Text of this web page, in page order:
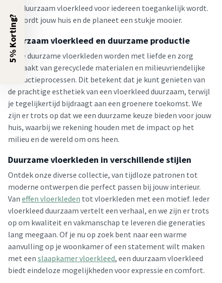
een duurzaam vloerkleed voor iedereen toegankelijk wordt.
Zo wordt jouw huis en de planeet een stukje mooier.
Duurzaam vloerkleed en duurzame productie
Onze duurzame vloerkleden worden met liefde en zorg
gemaakt van gerecyclede materialen en milieuvriendelijke
productieprocessen. Dit betekent dat je kunt genieten van
de prachtige esthetiek van een vloerkleed duurzaam, terwijl
je tegelijkertijd bijdraagt aan een groenere toekomst. We
zijn er trots op dat we een duurzame keuze bieden voor jouw
huis, waarbij we rekening houden met de impact op het
milieu en de wereld om ons heen.
Duurzame vloerkleden in verschillende stijlen
Ontdek onze diverse collectie, van tijdloze patronen tot
moderne ontwerpen die perfect passen bij jouw interieur.
Van effen vloerkleden tot vloerkleden met een motief. Ieder
vloerkleed duurzaam vertelt een verhaal, en we zijn er trots
op om kwaliteit en vakmanschap te leveren die generaties
lang meegaan. Of je nu op zoek bent naar een warme
aanvulling op je woonkamer of een statement wilt maken
met een slaapkamer vloerkleed, een duurzaam vloerkleed
biedt eindeloze mogelijkheden voor expressie en comfort.
5% Korting?